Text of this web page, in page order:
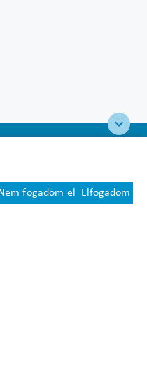
Nem fogadom el Elfogadom
feltételek